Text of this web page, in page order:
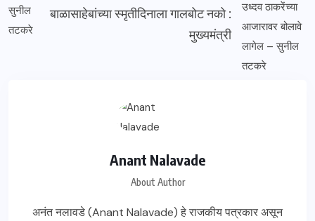
बाळासाहेबांच्या स्मृतीदिनाला गालबोट नको :
मुख्यमंत्री
Anant Nalavade
About Author
अनंत नलावडे (Anant Nalavade) हे राजकीय पत्रकार असून